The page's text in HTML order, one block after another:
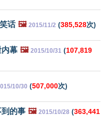
话 🖼️ 2015/11/2 (385,528次)
幕 🖼️ 2015/10/31 (107,819
10/30 (507,000次)
的事 🖼️ 2015/10/28 (363,441